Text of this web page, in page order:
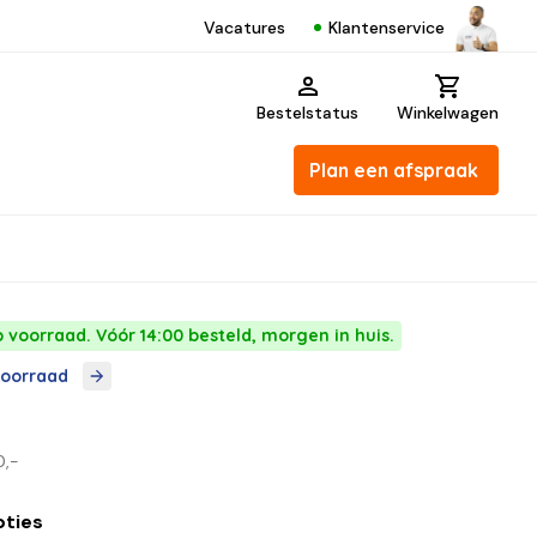
Vacatures Klantenservice
Bestelstatus Winkelwagen
Plan een afspraak
voorraad. Vóór 14:00 besteld, morgen in huis.